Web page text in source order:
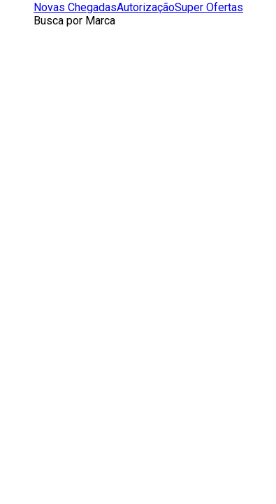
Novas ChegadasAutorizaçãoSuper Ofertas
Busca por Marca